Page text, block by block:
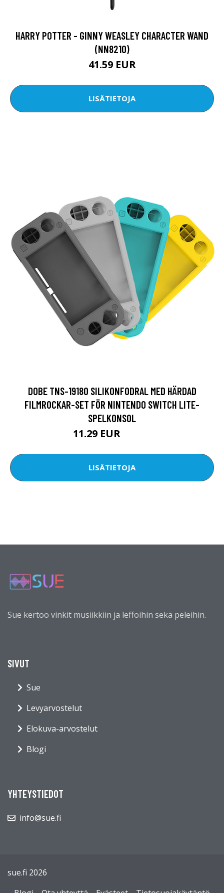
HARRY POTTER - GINNY WEASLEY CHARACTER WAND
(NN8210)
41.59 EUR
LISÄTIETOJA
DOBE TNS-19180 SILIKONFODRAL MED HÄRDAD
FILMROCKAR-SET FÖR NINTENDO SWITCH LITE-
SPELKONSOL
11.29 EUR
LISÄTIETOJA
Sue kertoo vinkit musiikkiin ja leffoihin sekä peleihin.
SIVUT
Sue
Levyarvostelut
Elokuva-arvostelut
Blogi
YHTEYSTIEDOT
info@sue.fi
sue.fi 2026